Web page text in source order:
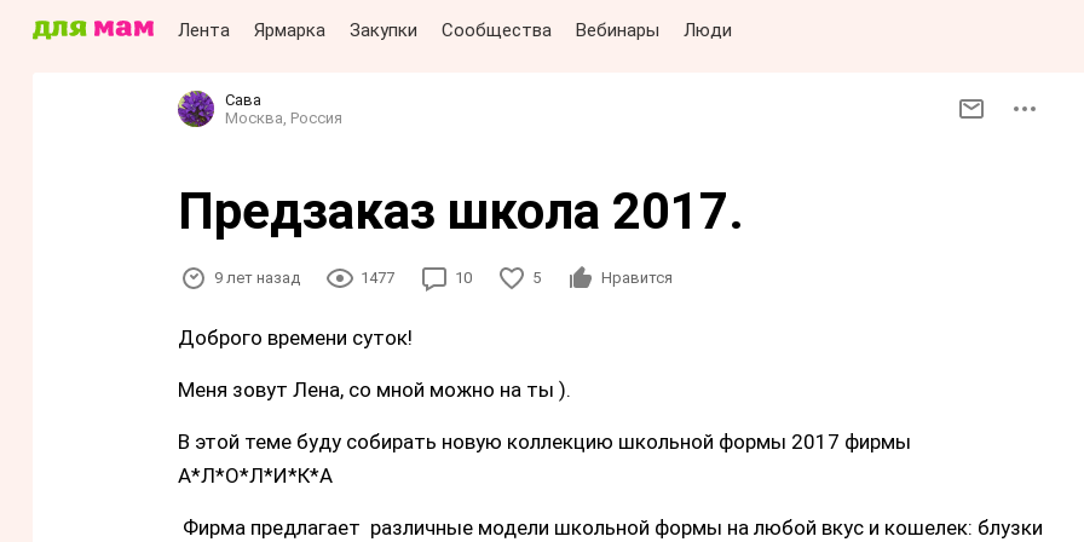
Лента Ярмарка Закупки Сообщества Вебинары Люди
Сава
Москва, Россия
Предзаказ школа 2017.
9 лет назад 1477 10 5 Нравится
Доброго времени суток!
Меня зовут Лена, со мной можно на ты ).
В этой теме буду собирать новую коллекцию школьной формы 2017 фирмы
А*Л*О*Л*И*К*А
Фирма предлагает различные модели школьной формы на любой вкус и кошелек: блузки